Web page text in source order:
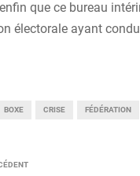
que ce bureau
électorale ayant
BOXE CRISE FÉDÉRATION